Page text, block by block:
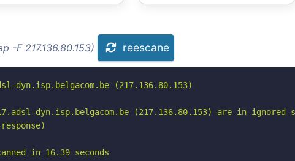
-F 217.136.80.153) reescane
dyn.isp.belgacom.be (217.136.80.153)
dyn.isp.belgacom.be (217.136.80.153) are in ignored
in 16.39 seconds